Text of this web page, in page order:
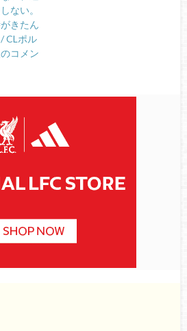
ない。
きたん
CLポル
のコメン